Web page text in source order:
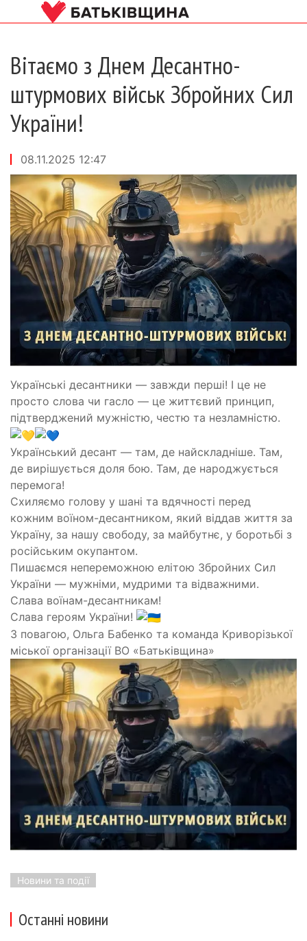
Вітаємо з Днем Десантно-
штурмових військ Збройних Сил
України!
08.11.2025 12:47
Українські десантники — завжди перші! І це не
просто слова чи гасло — це життєвий принцип,
підтверджений мужністю, честю та незламністю.
Український десант — там, де найскладніше. Там,
де вирішується доля бою. Там, де народжується
перемога!
Схиляємо голову у шані та вдячності перед
кожним воїном-десантником, який віддав життя за
Україну, за нашу свободу, за майбутнє, у боротьбі з
російським окупантом.
Пишаємся непереможною елітою Збройних Сил
України — мужніми, мудрими та відважними.
Слава воїнам-десантникам!
Слава героям України!
З повагою, Ольга Бабенко та команда Криворізької
міської організації ВО «Батьківщина»
Новини та події
Останні новини